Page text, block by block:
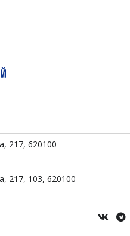
, 217, 620100
217, 103, 620100